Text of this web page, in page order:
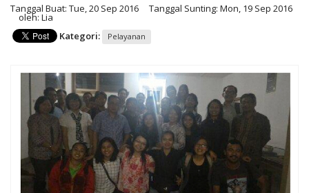
Materi
Tanggal Buat: Tue, 20 Sep 2016 Tanggal Sunting: Mon, 19 Sep 2016
oleh: Lia
Kategori:
Pelayanan